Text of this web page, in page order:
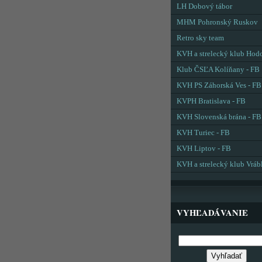
LH Dobový tábor
MHM Pohronský Ruskov
Retro sky team
KVH a strelecký klub
Klub ČSĽA Kolíňany - FB
KVH PS Záhorská Ves - FB
KVPH Bratislava - FB
KVH Slovenská brána - FB
KVH Turiec - FB
KVH Liptov - FB
KVH a strelecký klub
VYHĽADÁVANIE